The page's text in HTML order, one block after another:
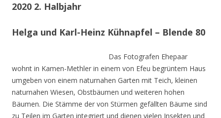
2020 2. Halbjahr
Helga und Karl-Heinz Kühnapfel – Blende 80
Das Fotografen Ehepaar
wohnt in Kamen-Methler in einem von Efeu begrüntem Haus
umgeben von einem naturnahen Garten mit Teich, kleinen
naturnahen Wiesen, Obstbäumen und weiteren hohen
Bäumen. Die Stämme der von Stürmen gefällten Bäume sind
zu Teilen im Garten integriert und dienen vielen Insekten und